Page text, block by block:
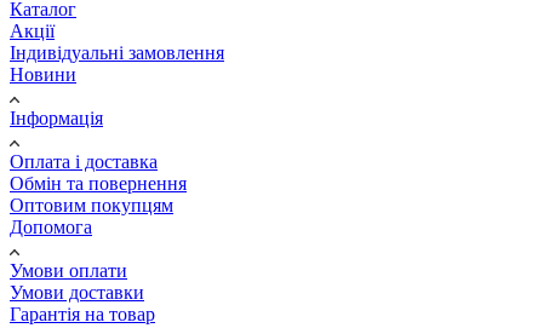
Каталог
Акції
Індивідуальні замовлення
Новини
Інформація
Оплата і доставка
Обмін та повернення
Оптовим покупцям
Допомога
Умови оплати
Умови доставки
Гарантія на товар